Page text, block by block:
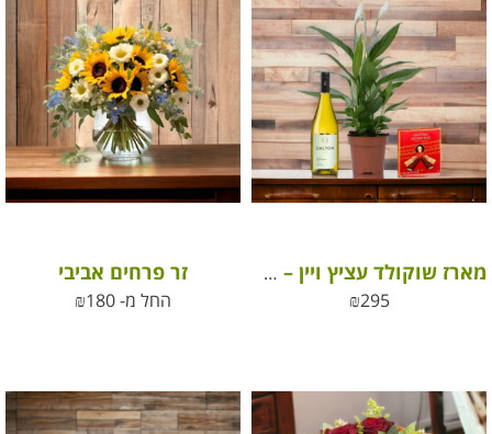
מארז שוקולד עציץ ויין – מתנה לחג
₪295
זר פרחים אביבי
החל מ- ₪180